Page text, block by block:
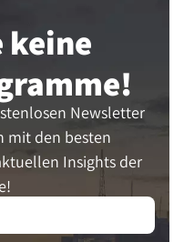
keine
Newsletter
mit den besten
Insights der